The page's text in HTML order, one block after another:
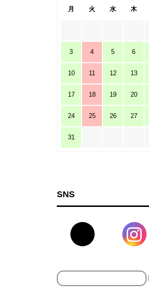
月 火 水 木
3 4 5 6
10 11 12 13
17 18 19 20
24 25 26 27
31
SNS
検